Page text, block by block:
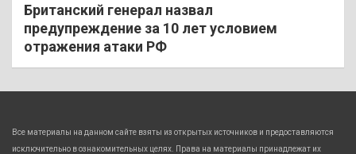
Британский генерал назвал
предупреждение за 10 лет условием
отражения атаки РФ
Все материалы на данном сайте взяты из открытых источников и предоставляются
исключительно в ознакомительных целях. Права на материалы принадлежат их